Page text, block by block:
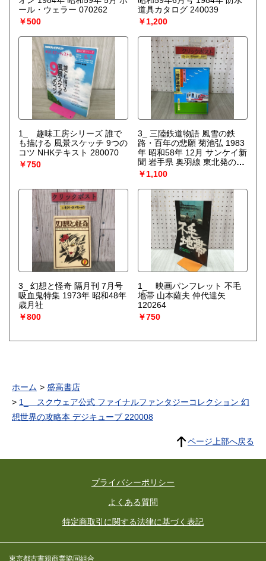
ール・ウェラー 070262
￥500
道具カタログ 240039
￥1,200
1_ 趣味工房シリーズ 誰で
も描ける 風景スケッチ 9つの
コツ NHKテキスト 280070
￥750
3_ 三陸鉄道物語 風雪の鉄
路・百年の悲願 菊池弘 1983
年 昭和58年 12月 サンケイ新
聞 岩手県 奥羽線 東北発の鉄
道
￥1,100
3_ 幻想と怪奇 隔月刊 7月号
吸血鬼特集 1973年 昭和48年
歳月社
￥800
1_ 映画パンフレット 不毛
地帯 山本薩夫 仲代達矢
120264
￥750
ホーム
盛高書店
1_ スクウェア公式 ファイナルファンタジーコレクション 幻
想世界の攻略本 デジキューブ 220008
ページ上部へ戻る
プライバシーポリシー
よくある質問
特定商取引に関する法律に基づく表記
東京都古書籍商業協同組合